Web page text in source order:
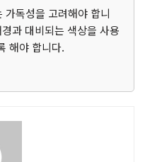
독성을 고려해야 합니
과 대비되는 색상을 사용
해야 합니다.